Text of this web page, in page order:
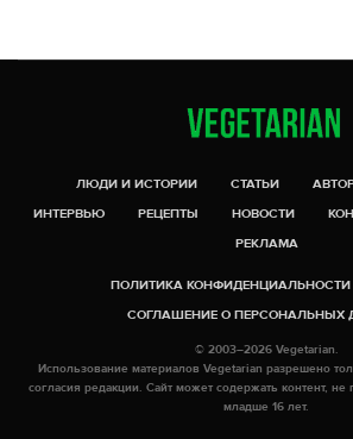
ЛЮДИ И ИСТОРИИ СТАТЬИ
ИНТЕРВЬЮ
РЕЦЕПТЫ НОВОСТИ
РЕКЛАМА
ПОЛИТИКА КОНФИДЕНЦИАЛЬНОСТИ И
СОГЛАШЕНИЕ О ПЕРСОНАЛЬНЫХ
© 2003–2026 Vegetarian.
Использование материалов Vegetarian разрешено
согласия редакции. Сайт может содержать контент,
младше 16 лет.